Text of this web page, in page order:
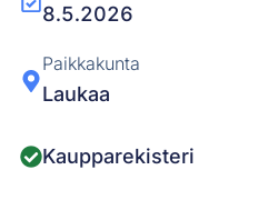
8.5.2026
Paikkakunta
Laukaa
Kaupparekisteri